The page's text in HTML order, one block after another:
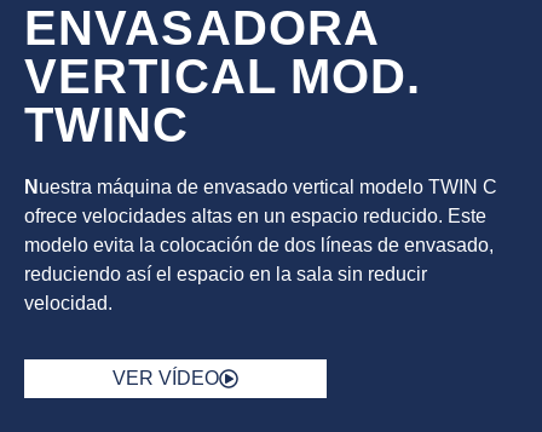
ENVASADORA
VERTICAL MOD.
TWINC
N uestra máquina de envasado vertical modelo TWIN C
ofrece velocidades altas en un espacio reducido. Este
modelo evita la colocación de dos líneas de envasado,
reduciendo así el espacio en la sala sin reducir
velocidad.
VER VÍDEO